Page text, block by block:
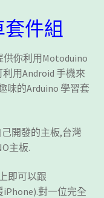
套件組
供你利用Motoduino
用Android 手機來
味的Arduino 學習套
開發的主板,台灣
主板.
即可以跟
對一位完全